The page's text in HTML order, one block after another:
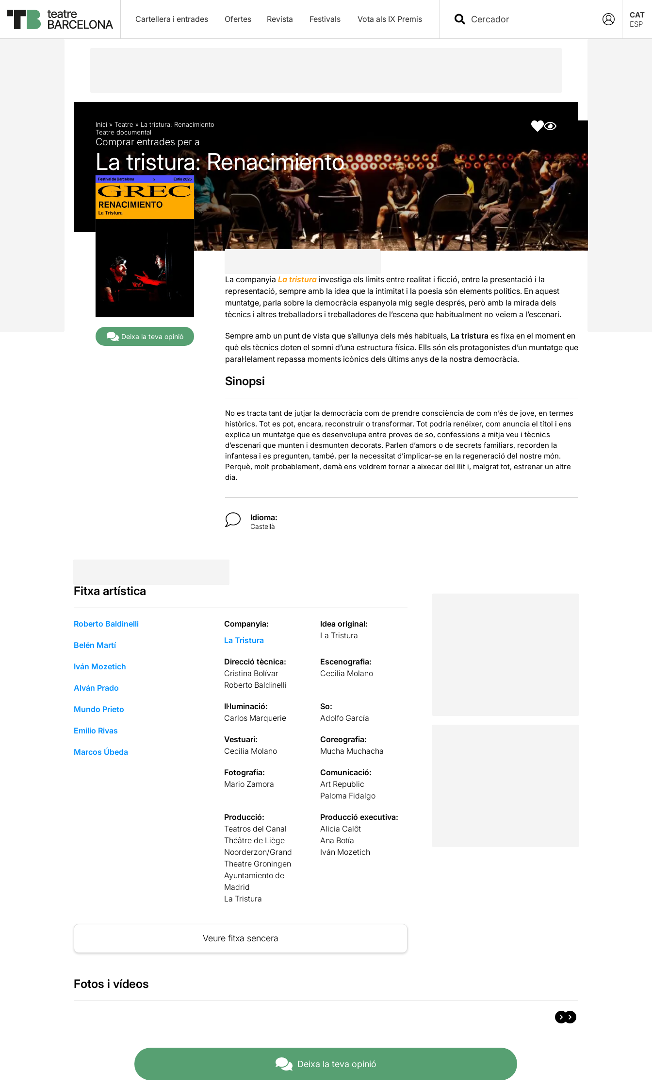
Cartellera i entrades Ofertes Revista Festivals Vota als IX Premis
CAT
ESP
Descripció Fitxa artística Fotos i vídeos Articles
Inici » Teatre » La tristura: Renacimiento
Teatre documental
Comprar entrades per a
La tristura: Renacimiento
Deixa la teva opinió
La companyia La tristura investiga els límits entre realitat i ficció, entre la presentació i la
representació, sempre amb la idea que la intimitat i la poesia són elements polítics. En aquest
muntatge, parla sobre la democràcia espanyola mig segle després, però amb la mirada dels
tècnics i altres treballadors i treballadores de l’escena que habitualment no veiem a l’escenari.
Sempre amb un punt de vista que s’allunya dels més habituals, La tristura es fixa en el moment en
què els tècnics doten el somni d’una estructura física. Ells són els protagonistes d’un muntatge que
paral·lelament repassa moments icònics dels últims anys de la nostra democràcia.
Sinopsi
No es tracta tant de jutjar la democràcia com de prendre consciència de com n’és de jove, en termes
històrics. Tot es pot, encara, reconstruir o transformar. Tot podria renéixer, com anuncia el títol i ens
explica un muntatge que es desenvolupa entre proves de so, confessions a mitja veu i tècnics
d’escenari que munten i desmunten decorats. Parlen d’amors o de secrets familiars, recorden la
infantesa i es pregunten, també, per la necessitat d’implicar-se en la regeneració del nostre món.
Perquè, molt probablement, demà ens voldrem tornar a aixecar del llit i, malgrat tot, estrenar un altre
dia.
Idioma:
Castellà
Fitxa artística
Roberto Baldinelli
Belén Martí
Iván Mozetich
Alván Prado
Mundo Prieto
Emilio Rivas
Marcos Úbeda
Companyia:
La Tristura
Idea original:
La Tristura
Direcció tècnica:
Cristina Bolívar
Roberto Baldinelli
Escenografia:
Cecilia Molano
Il·luminació:
Carlos Marquerie
So:
Adolfo García
Vestuari:
Cecilia Molano
Coreografia:
Mucha Muchacha
Fotografia:
Mario Zamora
Comunicació:
Art Republic
Paloma Fidalgo
Producció:
Teatros del Canal
Théâtre de Liège
Noorderzon/Grand
Theatre Groningen
Ayuntamiento de
Madrid
La Tristura
Producció executiva:
Alicia Calôt
Ana Botía
Iván Mozetich
Veure fitxa sencera
Fotos i vídeos
Deixa la teva opinió